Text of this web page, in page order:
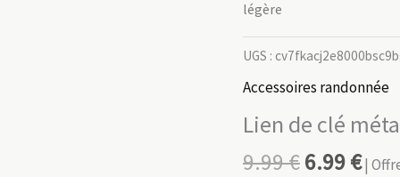
légère
UGS :
Accessoires randonnée
Lien de clé
9.99€6.99€|